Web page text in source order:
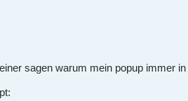
sagen warum mein popup immer